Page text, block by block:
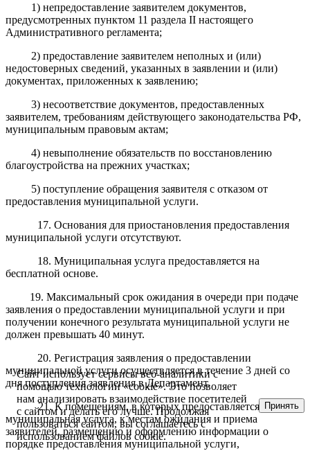
1)непредоставлениезаявителем документов,
предусмотренных пунктом 11 раздела II настоящего
Административного регламента;
2) предоставление заявителемнеполных и (или)
недостоверных сведений, указанных в заявлении и (или)
документах, приложенных к заявлению;
3) несоответствие документов, предоставленных
заявителем, требованиям действующего законодательства РФ,
муниципальным правовым актам;
4) невыполнение обязательств по восстановлению
благоустройства на прежних участках;
5) поступление обращения заявителя с отказом от
предоставления муниципальной услуги.
17. Основания для приостановления предоставления
муниципальной услуги отсутствуют.
18. Муниципальная услуга предоставляется на
бесплатной основе.
19. Максимальный срок ожидания в очереди при подаче
заявления о предоставлении муниципальной услуги и при
получении конечного результата муниципальной услуги не
должен превышать 40 минут.
20. Регистрация заявления о предоставлении
муниципальной услуги осуществляется в течение 3 дней со
дня поступления заявления в Департамент.
21. К помещениям, в которых предоставляется
муниципальнаяуслуга, к местам ожидания и приема
заявителей, размещению и оформлению информации о
порядке предоставления муниципальной услуги,
Сайт использует сервисы веб-аналитики с
помощью технологии «cookie». Это позволяет
нам анализировать взаимодействие посетителей
с сайтом и делать его лучше. Продолжая
пользоваться сайтом, вы соглашаетесь с
использованием файлов cookie.
Принять